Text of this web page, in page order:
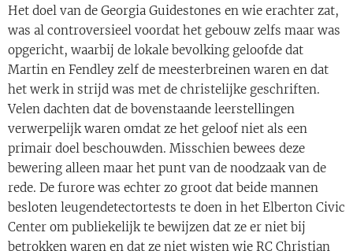
Het doel van de Georgia Guidestones en wie erachter zat,
was al controversieel voordat het gebouw zelfs maar was
opgericht, waarbij de lokale bevolking geloofde dat
Martin en Fendley zelf de meesterbreinen waren en dat
het werk in strijd was met de christelijke geschriften.
Velen dachten dat de bovenstaande leerstellingen
verwerpelijk waren omdat ze het geloof niet als een
primair doel beschouwden. Misschien bewees deze
bewering alleen maar het punt van de noodzaak van de
rede. De furore was echter zo groot dat beide mannen
besloten leugendetectortests te doen in het Elberton Civic
Center om publiekelijk te bewijzen dat ze er niet bij
betrokken waren en dat ze niet wisten wie RC Christian